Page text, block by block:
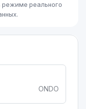
режиме реального
ONDO